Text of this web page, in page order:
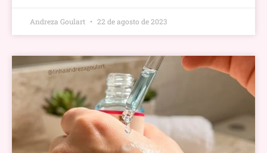
Andreza Goulart 22 de agosto de 2023